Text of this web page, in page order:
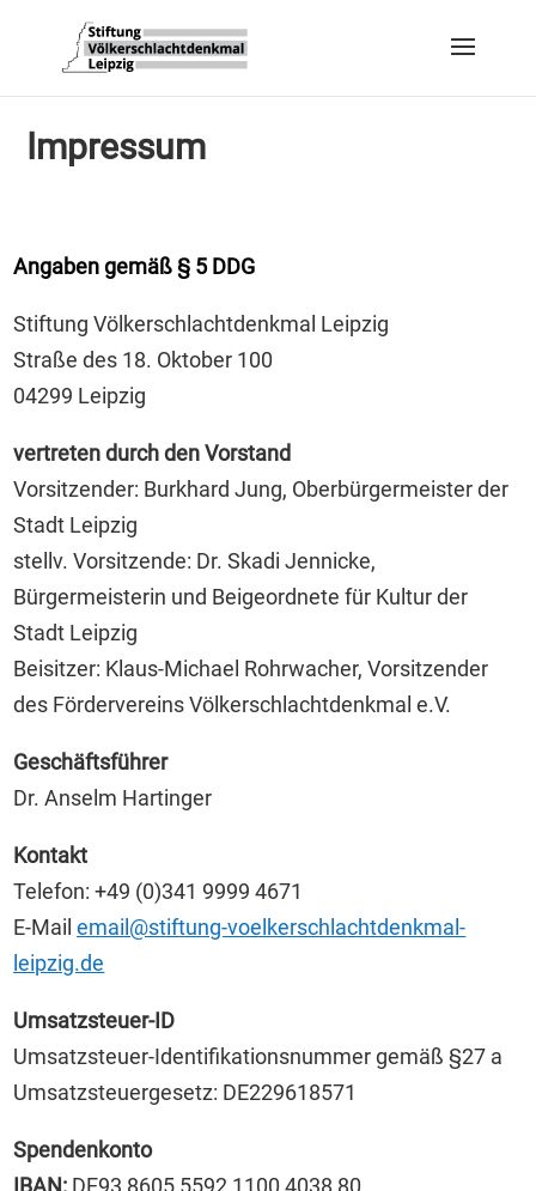
Impressum
Angaben gemäß § 5 DDG
Stiftung Völkerschlachtdenkmal Leipzig
Straße des 18. Oktober 100
04299 Leipzig
vertreten durch den Vorstand
Vorsitzender: Burkhard Jung, Oberbürgermeister der
Stadt Leipzig
stellv. Vorsitzende: Dr. Skadi Jennicke,
Bürgermeisterin und Beigeordnete für Kultur der
Stadt Leipzig
Beisitzer: Klaus-Michael Rohrwacher, Vorsitzender
des Fördervereins Völkerschlachtdenkmal e.V.
Geschäftsführer
Dr. Anselm Hartinger
Kontakt
Telefon: +49 (0)341 9999 4671
E-Mailemail@stiftung-voelkerschlachtdenkmal-
leipzig.de
Umsatzsteuer-ID
Umsatzsteuer-Identifikationsnummer gemäß §27 a
Umsatzsteuergesetz: DE229618571
Spendenkonto
IBAN: DE93 8605 5592 1100 4038 80